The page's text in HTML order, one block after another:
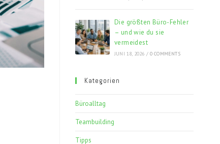
Die größten Büro-Fehler
– und wie du sie
vermeidest
JUNI 18, 2026 / 0 COMMENTS
Kategorien
Büroalltag
Teambuilding
Tipps